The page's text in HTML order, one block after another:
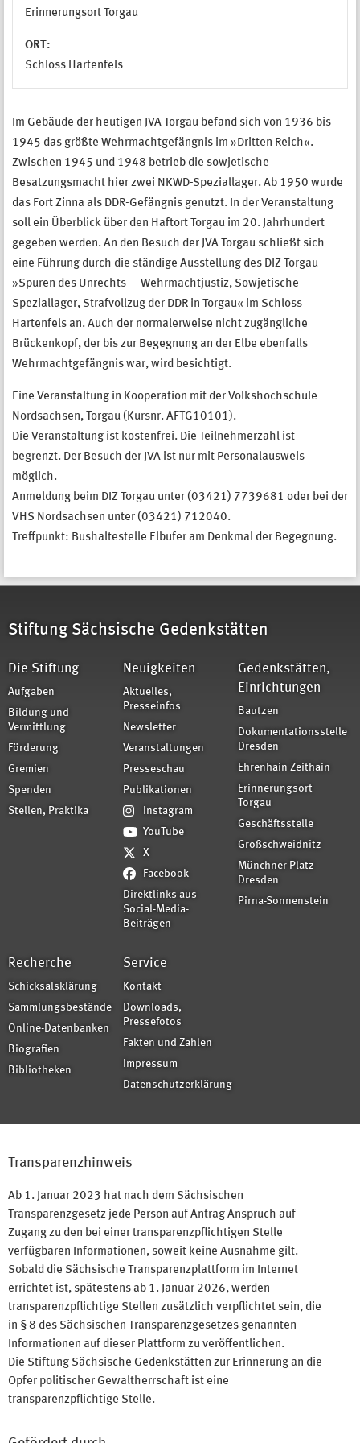
Erinnerungsort Torgau
ORT:
Schloss Hartenfels
Im Gebäude der heutigen JVA Torgau befand sich von 1936 bis
1945 das größte Wehrmachtgefängnis im »Dritten Reich«.
Zwischen 1945 und 1948 betrieb die sowjetische
Besatzungsmacht hier zwei NKWD-Speziallager. Ab 1950 wurde
das Fort Zinna als DDR-Gefängnis genutzt. In der Veranstaltung
soll ein Überblick über den Haftort Torgau im 20. Jahrhundert
gegeben werden. An den Besuch der JVA Torgau schließt sich
eine Führung durch die ständige Ausstellung des DIZ Torgau
»Spuren des Unrechts – Wehrmachtjustiz, Sowjetische
Speziallager, Strafvollzug der DDR in Torgau« im Schloss
Hartenfels an. Auch der normalerweise nicht zugängliche
Brückenkopf, der bis zur Begegnung an der Elbe ebenfalls
Wehrmachtgefängnis war, wird besichtigt.
Eine Veranstaltung in Kooperation mit der Volkshochschule
Nordsachsen, Torgau (Kursnr. AFTG10101).
Die Veranstaltung ist kostenfrei. Die Teilnehmerzahl ist
begrenzt. Der Besuch der JVA ist nur mit Personalausweis
möglich.
Anmeldung beim DIZ Torgau unter (03421) 7739681 oder bei der
VHS Nordsachsen unter (03421) 712040.
Treffpunkt: Bushaltestelle Elbufer am Denkmal der Begegnung.
Stiftung Sächsische Gedenkstätten
Die Stiftung
Aufgaben
Bildung und
Vermittlung
Förderung
Gremien
Spenden
Stellen, Praktika
Neuigkeiten
Aktuelles,
Presseinfos
Newsletter
Veranstaltungen
Presseschau
Publikationen
Instagram
YouTube
X
Facebook
Direktlinks aus
Social-Media-
Beiträgen
Gedenkstätten,
Einrichtungen
Bautzen
Dokumentationsstelle
Dresden
Ehrenhain Zeithain
Erinnerungsort
Torgau
Geschäftsstelle
Großschweidnitz
Münchner Platz
Dresden
Pirna-Sonnenstein
Recherche
Schicksalsklärung
Sammlungsbestände
Online-Datenbanken
Biografien
Bibliotheken
Service
Kontakt
Downloads,
Pressefotos
Fakten und Zahlen
Impressum
Datenschutzerklärung
Transparenzhinweis
Ab 1. Januar 2023 hat nach dem Sächsischen
Transparenzgesetz jede Person auf Antrag Anspruch auf
Zugang zu den bei einer transparenzpflichtigen Stelle
verfügbaren Informationen, soweit keine Ausnahme gilt.
Sobald die Sächsische Transparenzplattform im Internet
errichtet ist, spätestens ab 1. Januar 2026, werden
transparenzpflichtige Stellen zusätzlich verpflichtet sein, die
in § 8 des Sächsischen Transparenzgesetzes genannten
Informationen auf dieser Plattform zu veröffentlichen.
Die Stiftung Sächsische Gedenkstätten zur Erinnerung an die
Opfer politischer Gewaltherrschaft ist eine
transparenzpflichtige Stelle.